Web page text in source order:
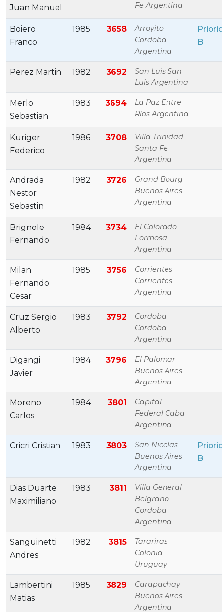
Juan Manuel
Fe Argentina
Boiero
Franco
1985 3658
Arroyito
Cordoba
Argentina
B
Perez Martin 1982 3692
San Luis San
Luis Argentina
Merlo
Sebastian
1983 3694
La Paz Entre
Ríos Argentina
Kuriger
Federico
1986 3708
Villa Trinidad
Santa Fe
Argentina
Andrada
Nestor
Sebastin
1982 3726
Grand Bourg
Buenos Aires
Argentina
Brignole
Fernando
1984 3734
El Colorado
Formosa
Argentina
Milan
Fernando
Cesar
1985 3756
Corrientes
Corrientes
Argentina
Cruz Sergio
Alberto
1983 3792
Cordoba
Cordoba
Argentina
Digangi
Javier
1984 3796
El Palomar
Buenos Aires
Argentina
Moreno
Carlos
1984 3801
Capital
Federal Caba
Argentina
Cricri Cristian 1983 3803
San Nicolas
Buenos Aires
Argentina
B
Dias Duarte
Maximiliano
1983 3811
Villa General
Belgrano
Cordoba
Argentina
Sanguinetti
Andres
1982 3815
Tarariras
Colonia
Uruguay
Lambertini
Matias
1985 3829
Carapachay
Buenos Aires
Argentina